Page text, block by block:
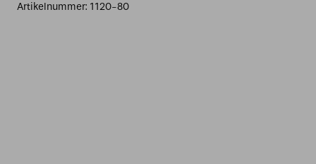
Artikelnummer: 1120-80